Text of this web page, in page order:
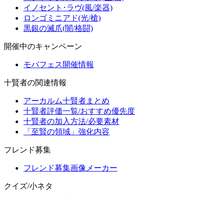
イノセント･ラヴ(風/楽器)
ロンゴミニアド(光/槍)
黒銀の滅爪(闇/格闘)
開催中のキャンペーン
モバフェス開催情報
十賢者の関連情報
アーカルム十賢者まとめ
十賢者評価一覧/おすすめ優先度
十賢者の加入方法/必要素材
「至賢の領域」強化内容
フレンド募集
フレンド募集画像メーカー
クイズ/小ネタ